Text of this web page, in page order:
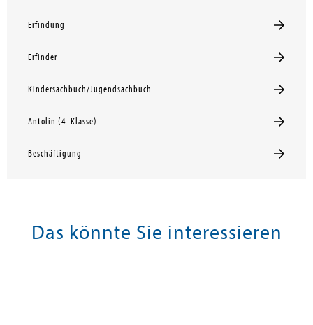
Erfindung
Erfinder
Kindersachbuch/Jugendsachbuch
Antolin (4. Klasse)
Beschäftigung
Das könnte Sie interessieren